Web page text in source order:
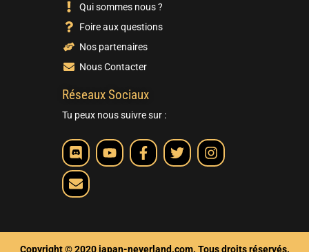
Qui sommes nous ?
Foire aux questions
Nos partenaires
Nous Contacter
Réseaux Sociaux
Tu peux nous suivre sur :
Copyright © 2020 japan-neverland.com. Tous droits réservés.